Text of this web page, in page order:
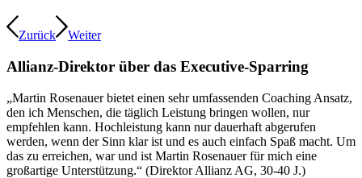
Zurück Weiter
Allianz-Direktor über das Executive-Sparring
„Martin Rosenauer bietet einen sehr umfassenden Coaching Ansatz,
den ich Menschen, die täglich Leistung bringen wollen, nur
empfehlen kann. Hochleistung kann nur dauerhaft abgerufen
werden, wenn der Sinn klar ist und es auch einfach Spaß macht. Um
das zu erreichen, war und ist Martin Rosenauer für mich eine
großartige Unterstützung.“ (Direktor Allianz AG, 30-40 J.)